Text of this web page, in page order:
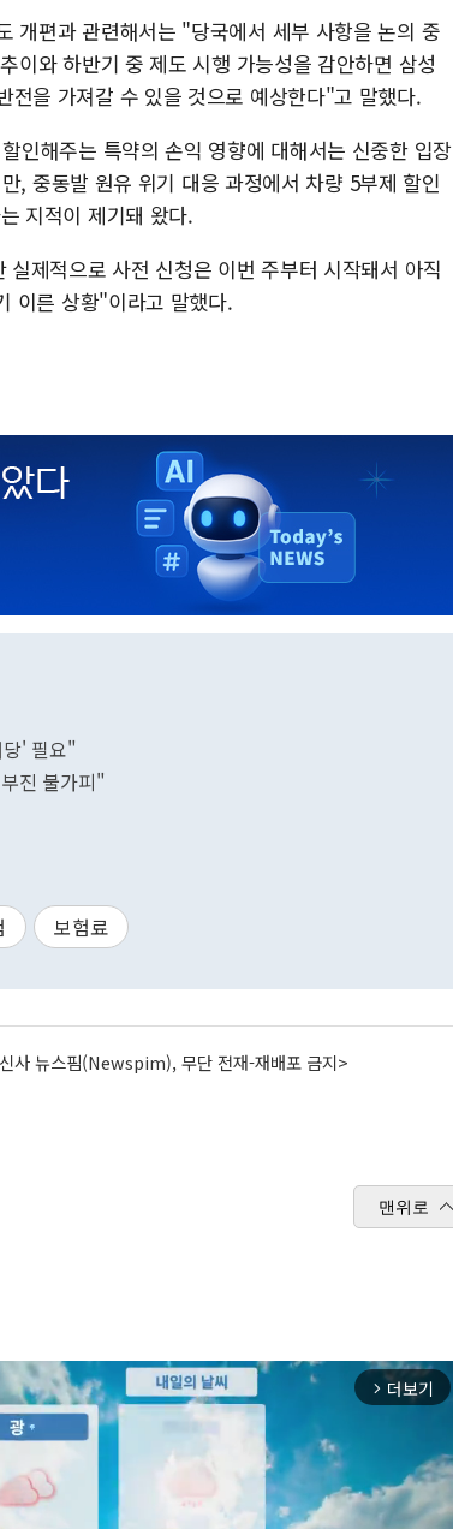
개편과 관련해서는 "당국에서 세부 사항을 논의 중
이와 하반기 중 제도 시행 가능성을 감안하면 삼성
전을 가져갈 수 있을 것으로 예상한다"고 말했다.
인해주는 특약의 손익 영향에 대해서는 신중한 입장
, 중동발 원유 위기 대응 과정에서 차량 5부제 할인
지적이 제기돼 왔다.
제적으로 사전 신청은 이번 주부터 시작돼서 아직
이른 상황"이라고 말했다.
' 필요"
진 불가피"
보험료
사 뉴스핌(Newspim), 무단 전재-재배포 금지>
맨위로
arrow_forward_ios 더보기